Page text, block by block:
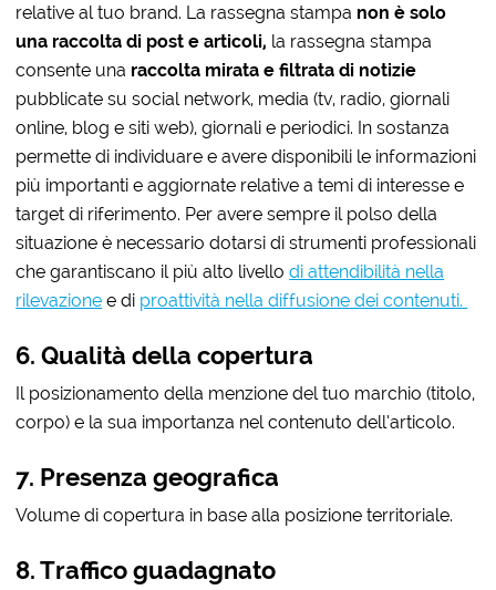
relative al tuo brand. La rassegna stampa non è solo
una raccolta di post e articoli, la rassegna stampa
consente una raccolta mirata e filtrata di notizie
pubblicate su social network, media (tv, radio, giornali
online, blog e siti web), giornali e periodici. In sostanza
permette di individuare e avere disponibili le informazioni
più importanti e aggiornate relative a temi di interesse e
target di riferimento. Per avere sempre il polso della
situazione è necessario dotarsi di strumenti professionali
che garantiscano il più alto livellodi attendibilità nella
rilevazione e di proattività nella diffusione dei contenuti.
6. Qualità della copertura
Il posizionamento della menzione del tuo marchio (titolo,
corpo) e la sua importanza nel contenuto dell’articolo.
7. Presenza geografica
Volume di copertura in base alla posizione territoriale.
8. Traffico guadagnato